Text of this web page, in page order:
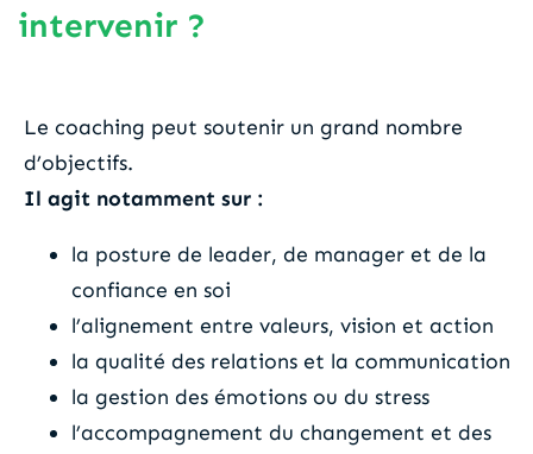
intervenir ?
Le coaching peut soutenir un grand nombre
d’objectifs.
Il agit notamment sur :
la posture de leader, de manager et de la
confiance en soi
l’alignement entre valeurs, vision et action
la qualité des relations et la communication
la gestion des émotions ou du stress
l’accompagnement du changement et des